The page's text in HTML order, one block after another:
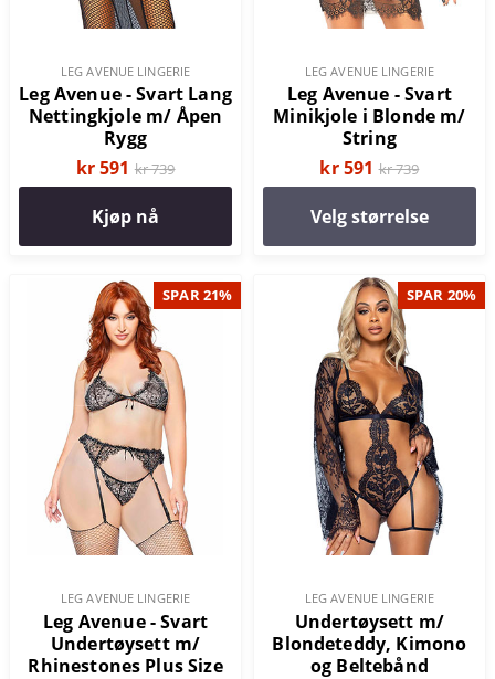
LEG AVENUE LINGERIE
Leg Avenue - Svart Lang
Nettingkjole m/ Åpen
Rygg
kr 591 kr 739
Kjøp nå
LEG AVENUE LINGERIE
Leg Avenue - Svart
Minikjole i Blonde m/
String
kr 591 kr 739
Velg størrelse
SPAR 21%
LEG AVENUE LINGERIE
Leg Avenue - Svart
Undertøysett m/
Rhinestones Plus Size
SPAR 20%
LEG AVENUE LINGERIE
Undertøysett m/
Blondeteddy, Kimono
og Beltebånd